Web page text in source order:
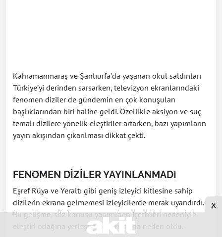
Kahramanmaraş ve Şanlıurfa’da yaşanan okul saldırıları
Türkiye’yi derinden sarsarken, televizyon ekranlarındaki
fenomen diziler de gündemin en çok konuşulan
başlıklarından biri haline geldi. Özellikle aksiyon ve suç
temalı dizilere yönelik eleştiriler artarken, bazı yapımların
yayın akışından çıkarılması dikkat çekti.
FENOMEN DİZİLER YAYINLANMADI
Eşref Rüya ve Yeraltı gibi geniş izleyici kitlesine sahip
dizilerin ekrana gelmemesi izleyicilerde merak uyandırdı.
Bu gelişme, söz konusu yapımların içerikleri nedeniyle
eleştiri odağına yerleştiği yorumlarına neden oldu.
x